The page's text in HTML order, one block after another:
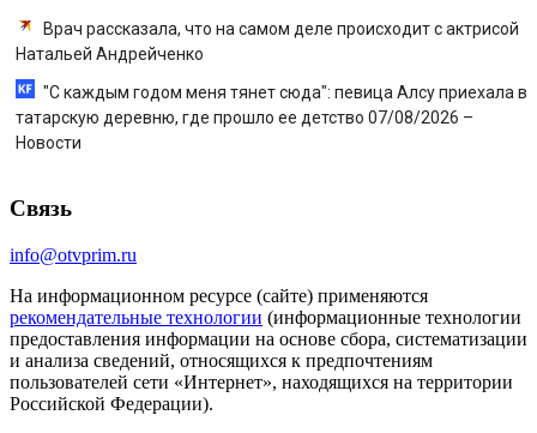
Врач рассказала, что на самом деле происходит с актрисой
Натальей Андрейченко
"С каждым годом меня тянет сюда": певица Алсу приехала в
татарскую деревню, где прошло ее детство 07/08/2026 –
Новости
Связь
info@otvprim.ru
На информационном ресурсе (сайте) применяются
рекомендательные технологии (информационные технологии
предоставления информации на основе сбора, систематизации
и анализа сведений, относящихся к предпочтениям
пользователей сети «Интернет», находящихся на территории
Российской Федерации).